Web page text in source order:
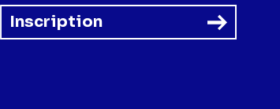
Inscription